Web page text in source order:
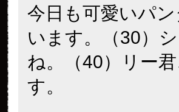
今日も可愛いパ
います。（30）
ね。（40）リー
す。